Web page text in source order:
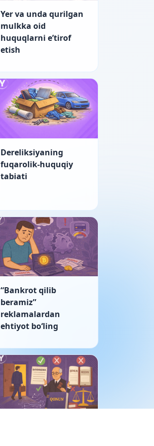
Yer va unda qurilgan
mulkka oid
huquqlarni e’tirof
etish
Dereliksiyaning
fuqarolik-huquqiy
tabiati
“Bankrot qilib
beramiz”
reklamalardan
ehtiyot boʻling